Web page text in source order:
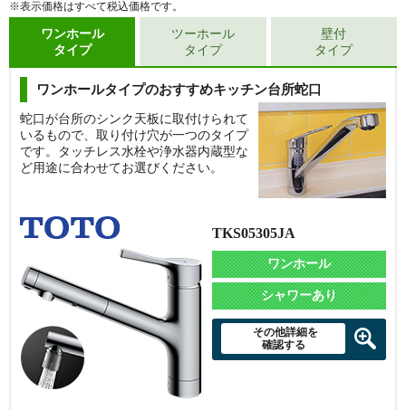
※表示価格はすべて税込価格です。
ワンホール
タイプ
ワンホールタイプのおすすめキッチン台所蛇口
蛇口が台所のシンク天板に取付けられて
いるもので、取り付け穴が一つのタイプ
です。タッチレス水栓や浄水器内蔵型な
ど用途に合わせてお選びください。
TKS05305JA
ワンホール
シャワーあり
その他詳細を
確認する
ツーホール
タイプ
壁付
タイプ